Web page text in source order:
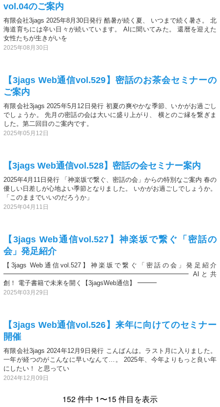
vol.04のご案内
有限会社3jags 2025年8月30日発行 酷暑が続く夏、 いつまで続く暑さ。 北
海道育ちには辛い日々が続いています。 AIに聞いてみた。 還暦を迎えた
女性たちが生きがいを
2025年08月30日
【3jags Web通信vol.529】密話のお茶会セミナーの
ご案内
有限会社3jags 2025年5月12日発行 初夏の爽やかな季節、いかがお過ごし
でしょうか。 先月の密話の会は大いに盛り上がり、 横とのご縁を繋ぎま
した。第二回目のご案内です。
2025年05月12日
【3jags Web通信vol.528】密話の会セミナー案内
2025年4月11日発行 「神楽坂で繋ぐ、密話の会」からの特別なご案内 春の
優しい日差しが心地よい季節となりました。 いかがお過ごしでしょうか。
「このままでいいのだろうか」
2025年04月11日
【3jags Web通信vol.527】神楽坂で繋ぐ「密話の
会」発足紹介
【3jags Web通信vol.527】神楽坂で繋ぐ「密話の会」発足紹介
━━━━━━━━━━━━━━━━━━━━━━━━━━━━━ AIと共
創！ 電子書籍で未来を開く【3jagsWeb通信】 ━━━
2025年03月29日
【3jags Web通信vol.526】来年に向けてのセミナー
開催
有限会社3jags 2024年12月9日発行 こんばんは。ラスト月に入りました。
一年が経つのがこんなに早いなんて…。 2025年、今年よりもっと良い年
にしたい！ と思ってい
2024年12月09日
152 件中 1〜15 件目を表示